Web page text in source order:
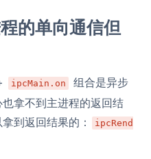
的单向通信但
ipcMain.on
组合是异步
拿不到主进程的返回结
到返回结果的：
ipcRend